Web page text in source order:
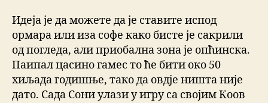
Идеја је да можете да је ставите испод
ормара или иза софе како бисте је сакрили
од погледа, али приобална зона је опћинска.
Паипал цасино гамес то ће бити око 50
хиљада годишње, тако да овдје ништа није
дато. Сада Сони улази у игру са својим Коов